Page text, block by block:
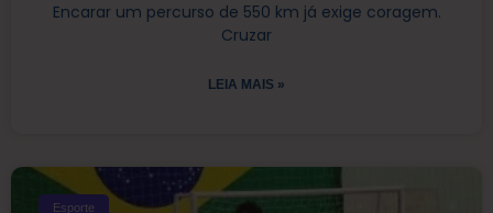
Encarar um percurso de 550 km já exige coragem.
Cruzar
LEIA MAIS »
Esporte